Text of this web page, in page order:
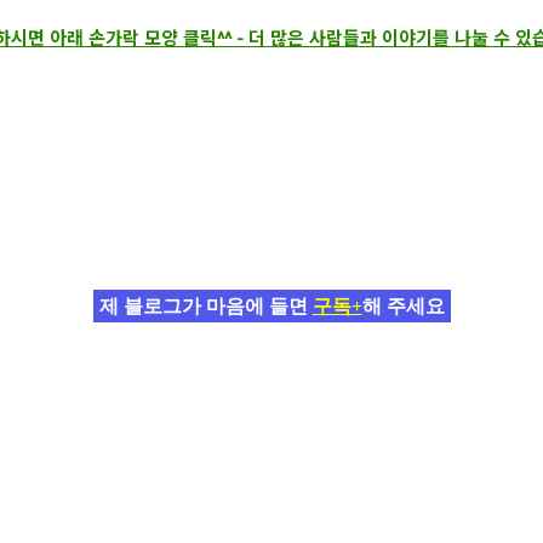
시면 아래 손가락 모양 클릭^^ - 더 많은 사람들과 이야기를 나눌 수 있
제 블로그가 마음에 들면 구독+해 주세요